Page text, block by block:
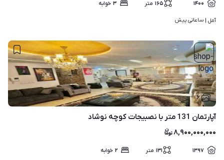
۱۴۰۰ ۱۶۵ متر ۳ خوابه
آمل | ساعاتی پیش
۶
آپارتمان 131 متر با نصبیجات کوچه نوشاد
۸,۹۰۰,۰۰۰,۰۰۰
۱۳۹۷ ۱۳۱ متر ۲ خوابه